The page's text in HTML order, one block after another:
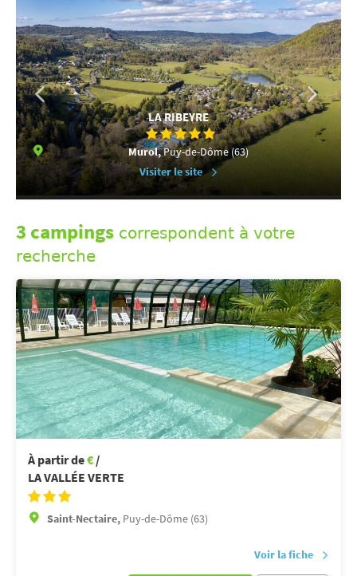
LA RIBEYRE
Murol,Puy-de-Dôme (63)
Visiter le site
3 campings correspondent à votre
recherche
À partir de€ /
LA VALLÉE VERTE
Saint-Nectaire, Puy-de-Dôme (63)
Voir la fiche